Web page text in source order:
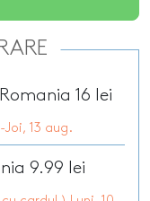
16 lei
13 aug.
9.99 lei